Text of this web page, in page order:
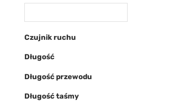
Czujnik ruchu
Długość
Długość przewodu
Długość taśmy